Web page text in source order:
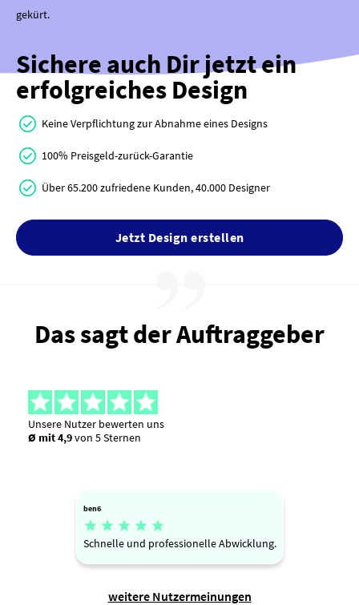
gekürt.
Sichere auch Dir jetzt ein
erfolgreiches Design
Keine Verpflichtung zur Abnahme eines Designs
100% Preisgeld-zurück-Garantie
Über 65.200 zufriedene Kunden, 40.000 Designer
Jetzt Design erstellen
Das sagt der Auftraggeber
Unsere Nutzer bewerten uns
Ø mit 4,9von 5 Sternen
ben6
    
Schnelle und professionelle Abwicklung.
weitere Nutzermeinungen